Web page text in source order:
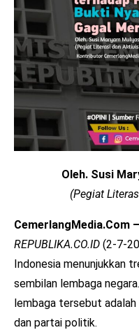
Oleh. Susi
(Pegiat
CemerlangMedia.Com
REPUBLIKA.CO.ID (2-7-
Indonesia menunjukkan
sembilan lembaga
lembaga tersebut
dan partai politik.